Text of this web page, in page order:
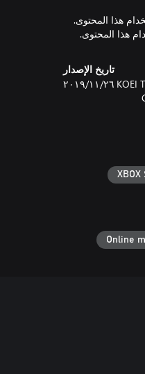
هذا المحتوى.
KOEI
تاريخ الإصدار
٢٦‏/١١‏/٢٠١٩
Online